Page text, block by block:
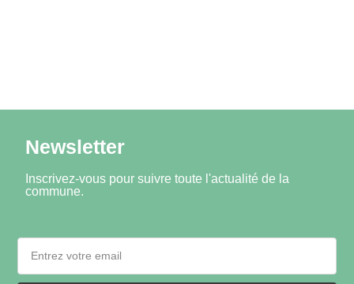
Newsletter
Inscrivez-vous pour suivre toute l'actualité de la
commune.